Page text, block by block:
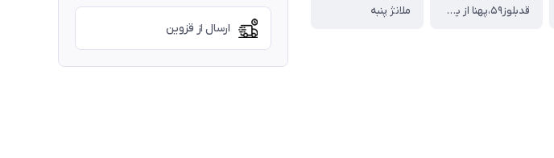
قدبلوز۵۹،پهنا از یک طرف ۴۰،قدآستین از سرشونه ۵۰،قدشلوار ۸۶
ملانژ پنبه
ارسال از قزوین